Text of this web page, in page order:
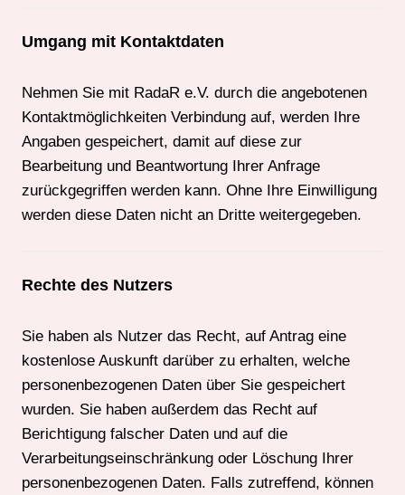
Umgang mit Kontaktdaten
Nehmen Sie mit RadaR e.V. durch die angebotenen
Kontaktmöglichkeiten Verbindung auf, werden Ihre
Angaben gespeichert, damit auf diese zur
Bearbeitung und Beantwortung Ihrer Anfrage
zurückgegriffen werden kann. Ohne Ihre Einwilligung
werden diese Daten nicht an Dritte weitergegeben.
Rechte des Nutzers
Sie haben als Nutzer das Recht, auf Antrag eine
kostenlose Auskunft darüber zu erhalten, welche
personenbezogenen Daten über Sie gespeichert
wurden. Sie haben außerdem das Recht auf
Berichtigung falscher Daten und auf die
Verarbeitungseinschränkung oder Löschung Ihrer
personenbezogenen Daten. Falls zutreffend, können